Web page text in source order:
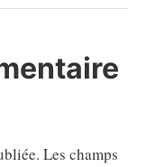
Post
Les champs